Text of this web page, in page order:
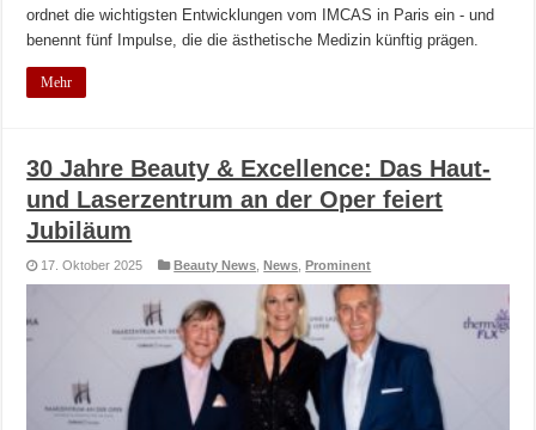
ordnet die wichtigsten Entwicklungen vom IMCAS in Paris ein - und
benennt fünf Impulse, die die ästhetische Medizin künftig prägen.
Mehr
30 Jahre Beauty & Excellence: Das Haut-
und Laserzentrum an der Oper feiert
Jubiläum
17. Oktober 2025 Beauty News ,News ,Prominent